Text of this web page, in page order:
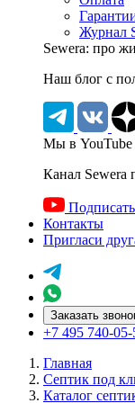
Журнал
Sewera: про
Наш блог c
Мы в YouTube
Канал Sewera
Контакты
Пригласи
Заказать
+7 495 740-05-
Главная
Септик под
Каталог